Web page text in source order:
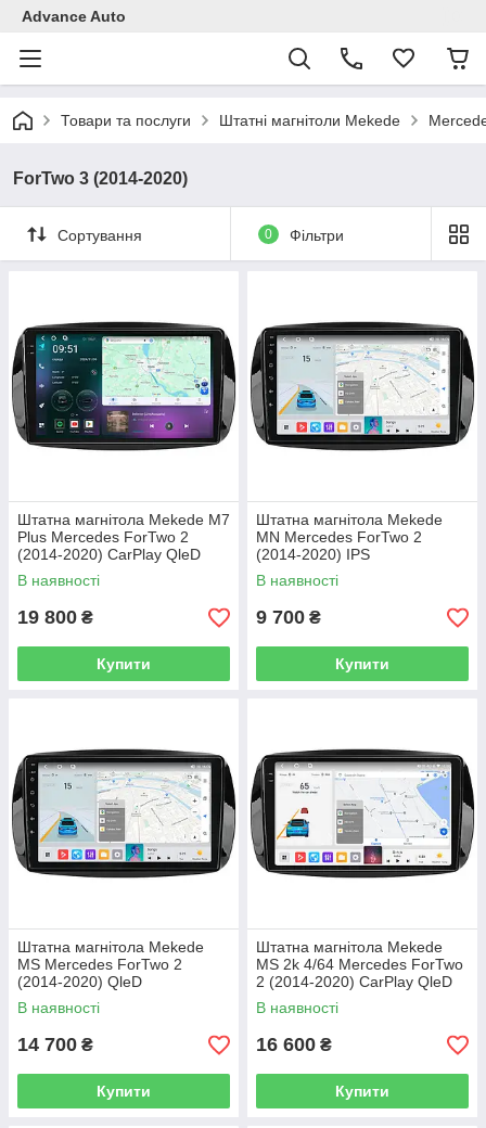
Advance Auto
Товари та послуги Штатні магнітоли Mekede
ForTwo 3 (2014-2020)
Сортування 0 Фільтри
Штатна магнітола Mekede M7
Plus Mercedes ForTwo 2
(2014-2020) CarPlay QleD
В наявності
19 800 ₴
Купити
Штатна магнітола Mekede
MN Mercedes ForTwo 2
(2014-2020) IPS
В наявності
9 700 ₴
Купити
Штатна магнітола Mekede
MS Mercedes ForTwo 2
(2014-2020) QleD
В наявності
14 700 ₴
Купити
Штатна магнітола Mekede
MS 2k 4/64 Mercedes ForTwo
2 (2014-2020) CarPlay QleD
В наявності
16 600 ₴
Купити